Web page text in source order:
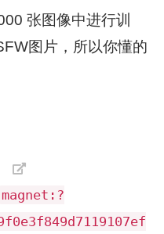
张图像中进行训
图片，所以你懂的
magnet:?